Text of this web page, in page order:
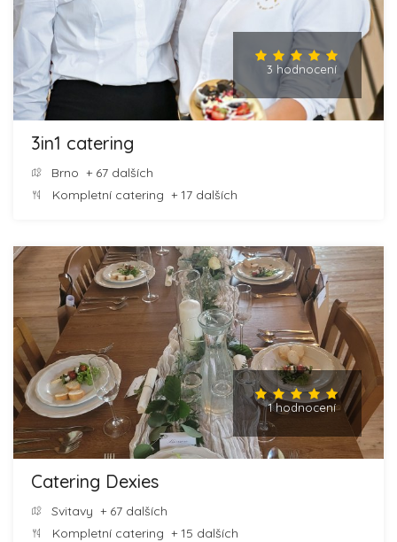
3 hodnocení
3in1 catering
Brno + 67 dalších
Kompletní catering + 17 dalších
1 hodnocení
Catering Dexies
Svitavy + 67 dalších
Kompletní catering + 15 dalších